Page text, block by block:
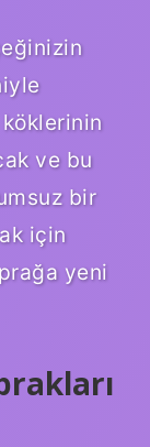
ve bu
bir
için
yeni